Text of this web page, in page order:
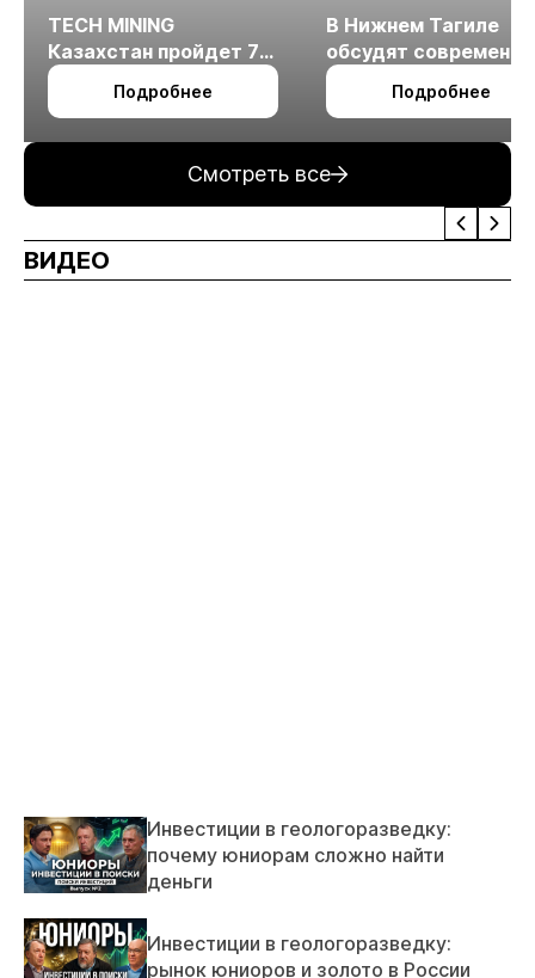
TECH MINING
Казахстан пройдет 7
октября в Алматы
Подробнее
В Нижнем Тагиле
обсудят
технологии
измельчения
Подробнее
Смотреть все
ВИДЕО
Инвестиции в геологоразведку:
почему юниорам сложно найти
деньги
Инвестиции в геологоразведку:
рынок юниоров и золото в России